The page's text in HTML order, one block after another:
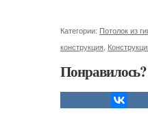
Категории: Потолок из
конструкция